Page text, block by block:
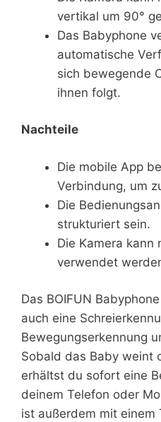
vertikal um 90°
Das Babyphone
automatische
sich bewegende
ihnen folgt.
Nachteile
Die mobile App
Verbindung, um
Die
strukturiert sein.
Die Kamera kann
verwendet
Das BOIFUN
auch eine
Bewegungserkennung
Sobald das Baby weint
erhältst du sofort eine
deinem Telefon oder
ist außerdem mit einem